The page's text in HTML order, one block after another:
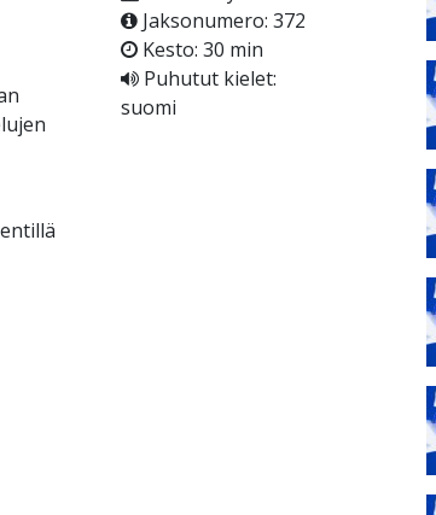
Jaksonumero: 372
Kesto: 30 min
Puhutut kielet:
suomi